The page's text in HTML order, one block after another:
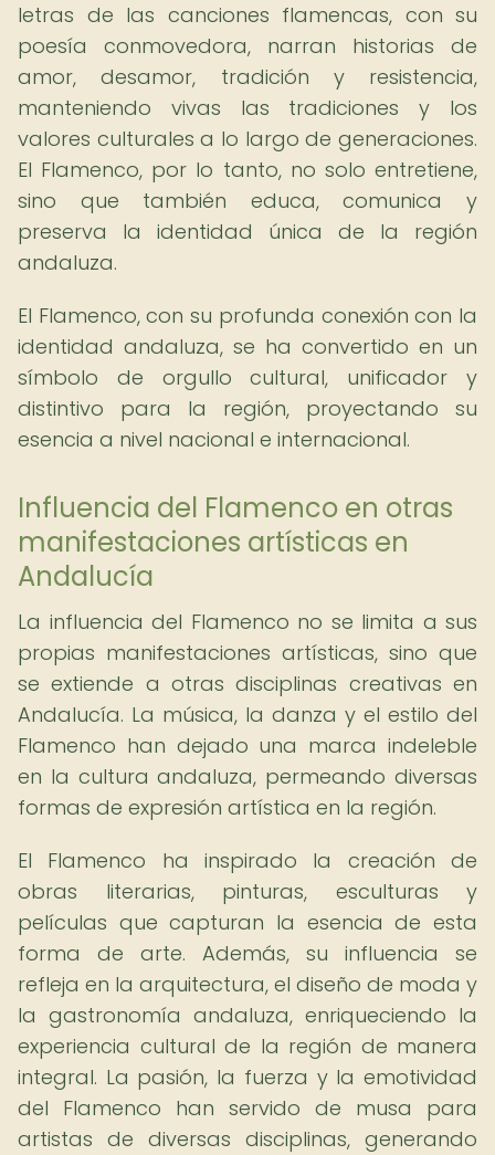
letras de las canciones flamencas, con su
poesía conmovedora, narran historias de
amor, desamor, tradición y resistencia,
manteniendo vivas las tradiciones y los
valores culturales a lo largo de generaciones.
El Flamenco, por lo tanto, no solo entretiene,
sino que también educa, comunica y
preserva la identidad única de la región
andaluza.
El Flamenco, con su profunda conexión con la
identidad andaluza, se ha convertido en un
símbolo de orgullo cultural, unificador y
distintivo para la región, proyectando su
esencia a nivel nacional e internacional.
Influencia del Flamenco en otras
manifestaciones artísticas en
Andalucía
La influencia del Flamenco no se limita a sus
propias manifestaciones artísticas, sino que
se extiende a otras disciplinas creativas en
Andalucía. La música, la danza y el estilo del
Flamenco han dejado una marca indeleble
en la cultura andaluza, permeando diversas
formas de expresión artística en la región.
El Flamenco ha inspirado la creación de
obras literarias, pinturas, esculturas y
películas que capturan la esencia de esta
forma de arte. Además, su influencia se
refleja en la arquitectura, el diseño de moda y
la gastronomía andaluza, enriqueciendo la
experiencia cultural de la región de manera
integral. La pasión, la fuerza y la emotividad
del Flamenco han servido de musa para
artistas de diversas disciplinas, generando